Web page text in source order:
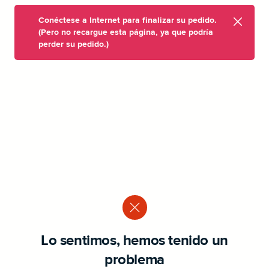
Conéctese a Internet para finalizar su pedido.
(Pero no recargue esta página, ya que podría
perder su pedido.)
Lo sentimos, hemos tenido un
problema